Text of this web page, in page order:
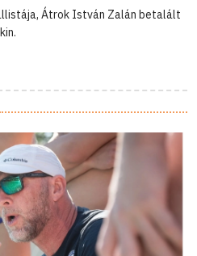
Átrok István Zalán betalált